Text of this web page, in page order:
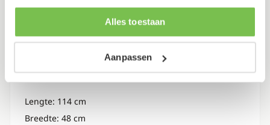
informatie die je aan ze hebt verstrekt of die ze hebben
verzameld op basis van je gebruik van hun services.
Alles toestaan
Aanpassen
Breedte: 60 cm
Gewicht: 33 kg
Lengte: 114 cm
Breedte: 48 cm